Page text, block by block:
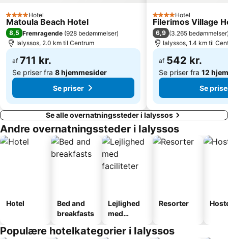
4 Stjerner
Hotel
Matoula Beach Hotel
8,5 Fremragende (928 bedømmelser)
Ialyssos, 2.0 km til Centrum
af 711 kr.
Se priser fra 8 hjemmesider
Se priser
4 Stjerner
Hotel
Filerimos Village
6,9 (3.265 bedømmelser
Ialyssos, 1.4 km til
af 542 kr.
Se priser fra 12
Se
Se alle overnatningssteder i Ialyssos
Andre overnatningssteder i Ialyssos
Hotel
Bed and
breakfasts
Lejlighed
med
Resorter
Populære hotelkategorier i Ialyssos